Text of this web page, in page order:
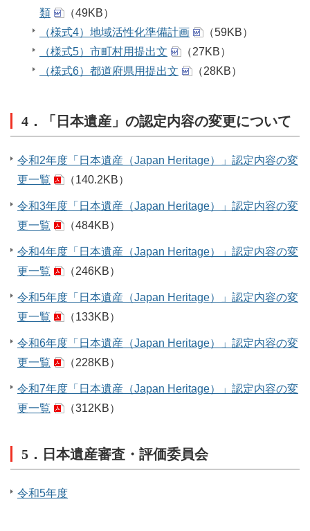
類
（49KB）
（様式4）地域活性化準備計画
（59KB）
（様式5）市町村用提出文
（27KB）
（様式6）都道府県用提出文
（28KB）
4．「日本遺産」の認定内容の変更について
令和2年度「日本遺産（Japan Heritage）」認定内容の変
更一覧
（140.2KB）
令和3年度「日本遺産（Japan Heritage）」認定内容の変
更一覧
（484KB）
令和4年度「日本遺産（Japan Heritage）」認定内容の変
更一覧
（246KB）
令和5年度「日本遺産（Japan Heritage）」認定内容の変
更一覧
（133KB）
令和6年度「日本遺産（Japan Heritage）」認定内容の変
更一覧
（228KB）
令和7年度「日本遺産（Japan Heritage）」認定内容の変
更一覧
（312KB）
5．日本遺産審査・評価委員会
令和5年度